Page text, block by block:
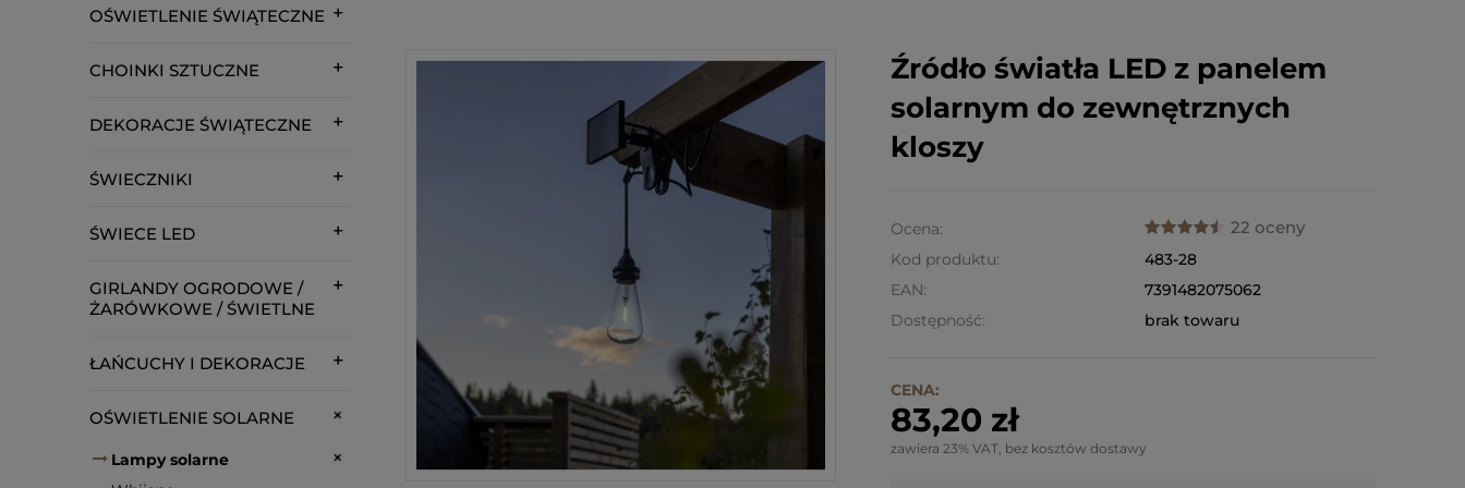
OŚWIETLENIE ŚWIĄTECZNE
CHOINKI SZTUCZNE
DEKORACJE ŚWIĄTECZNE
ŚWIECZNIKI
ŚWIECE LED
GIRLANDY OGRODOWE /
ŻARÓWKOWE / ŚWIETLNE
ŁAŃCUCHY I DEKORACJE
OŚWIETLENIE SOLARNE
Lampy solarne
Źródło światła LED z panelem
solarnym do zewnętrznych
kloszy
Ocena: 22 oceny
Kod produktu:
483-28
EAN:
7391482075062
Dostępność:
brak towaru
CENA:
83,20 zł
zawiera 23% VAT, bez kosztów dostawy